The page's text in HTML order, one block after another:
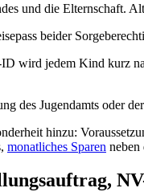
und die Elternschaft.
beider
wird jedem Kind kurz
des Jugendamts oder
hinzu:
monatliches Sparen neben